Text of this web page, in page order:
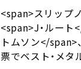
<span>スリップ
<span>J・ルート
トムソン</span>
票でベスト・メタ